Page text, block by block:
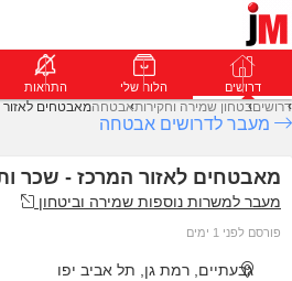
דרושים פרופילים הודעות דרושים הלוח שלי התראות
דרושיםבטחון שמירה וחקירותאבטחהמאבטחים לאזור
מעבר לדרושים אבטחה
מאבטחים לאזור המרכז - שכר
מעבר למשרות נוספות שמירה וביטחון
פורסם לפני 1 ימים
גבעתיים, רמת גן, תל אביב יפו